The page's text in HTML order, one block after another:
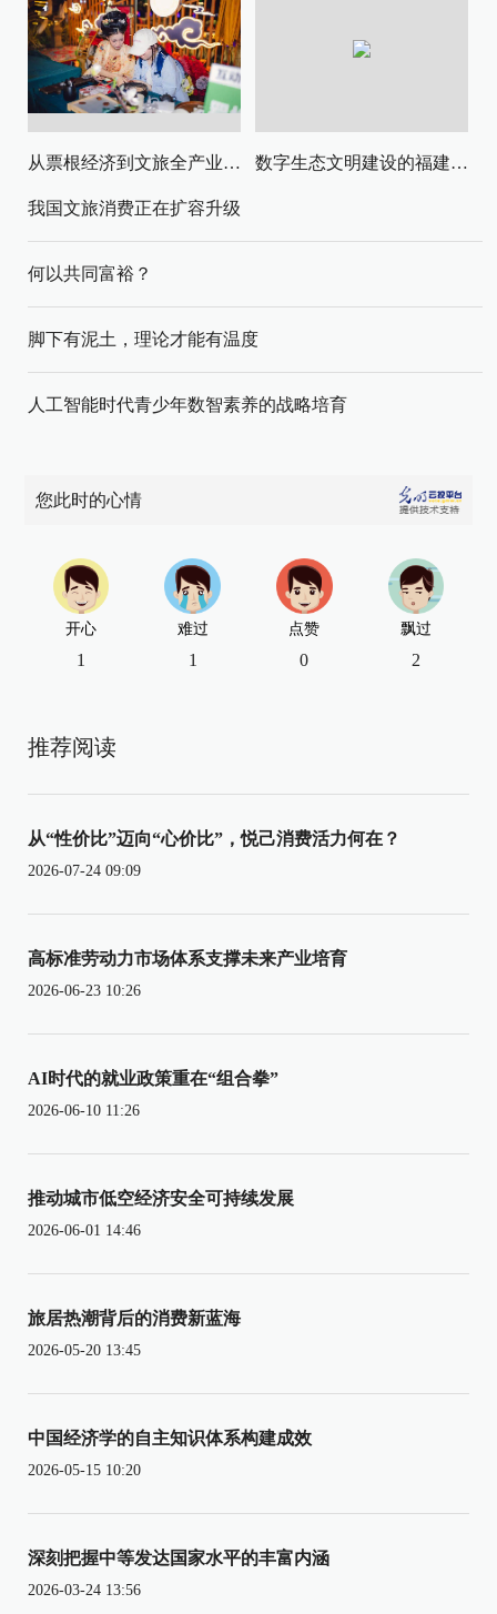
从票根经济到文旅全产业链升级 数字生态文明建设的福建路径与启示
我国文旅消费正在扩容升级
何以共同富裕？
脚下有泥土，理论才能有温度
人工智能时代青少年数智素养的战略培育
您此时的心情
开心
1
难过
1
点赞
0
飘过
2
推荐阅读
从“性价比”迈向“心价比”，悦己消费活力何在？
2026-07-24 09:09
高标准劳动力市场体系支撑未来产业培育
2026-06-23 10:26
AI时代的就业政策重在“组合拳”
2026-06-10 11:26
推动城市低空经济安全可持续发展
2026-06-01 14:46
旅居热潮背后的消费新蓝海
2026-05-20 13:45
中国经济学的自主知识体系构建成效
2026-05-15 10:20
深刻把握中等发达国家水平的丰富内涵
2026-03-24 13:56